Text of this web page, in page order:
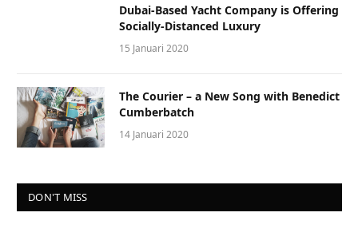
Dubai-Based Yacht Company is Offering
Socially-Distanced Luxury
15 Januari 2020
The Courier – a New Song with Benedict
Cumberbatch
14 Januari 2020
DON'T MISS